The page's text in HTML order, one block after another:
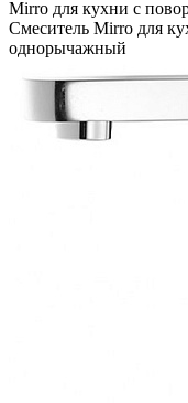
Mirro для кухни с
Смеситель Mirro для
однорычажный